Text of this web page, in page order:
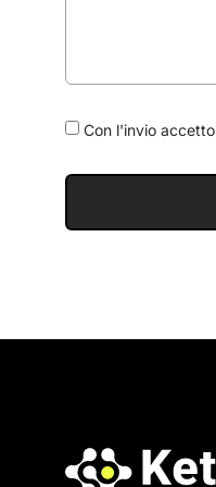
Con l'invio accetto